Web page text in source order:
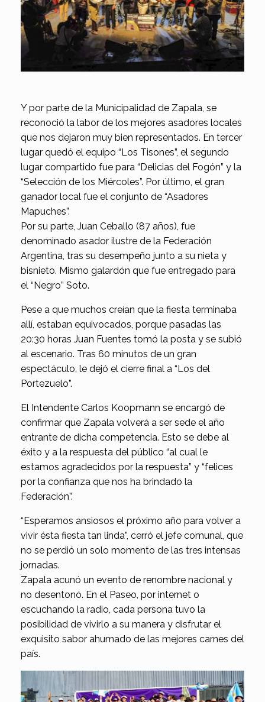
Y por parte de la Municipalidad de Zapala, se
reconoció la labor de los mejores asadores locales
que nos dejaron muy bien representados. En tercer
lugar quedó el equipo “Los Tisones”, el segundo
lugar compartido fue para “Delicias del Fogón” y la
“Selección de los Miércoles”. Por último, el gran
ganador local fue el conjunto de “Asadores
Mapuches”.
Por su parte, Juan Ceballo (87 años), fue
denominado asador ilustre de la Federación
Argentina, tras su desempeño junto a su nieta y
bisnieto. Mismo galardón que fue entregado para
el “Negro” Soto.
Pese a que muchos creían que la fiesta terminaba
allí, estaban equivocados, porque pasadas las
20:30 horas Juan Fuentes tomó la posta y se subió
al escenario. Tras 60 minutos de un gran
espectáculo, le dejó el cierre final a “Los del
Portezuelo”.
El Intendente Carlos Koopmann se encargó de
confirmar que Zapala volverá a ser sede el año
entrante de dicha competencia. Esto se debe al
éxito y a la respuesta del público “al cual le
estamos agradecidos por la respuesta” y “felices
por la confianza que nos ha brindado la
Federación”.
“Esperamos ansiosos el próximo año para volver a
vivir ésta fiesta tan linda”, cerró el jefe comunal, que
no se perdió un solo momento de las tres intensas
jornadas.
Zapala acunó un evento de renombre nacional y
no desentonó. En el Paseo, por internet o
escuchando la radio, cada persona tuvo la
posibilidad de vivirlo a su manera y disfrutar el
exquisito sabor ahumado de las mejores carnes del
país.